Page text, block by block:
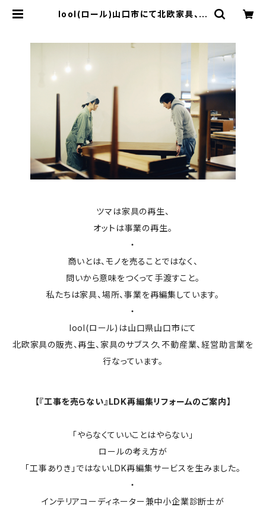
lool(ロール)山口市にて北欧家具、不
ツマは家具の再生、
オットは事業の再生。
・
商いとは、モノを売ることではなく、
問いから意味をつくって手渡すこと。
私たちは家具、場所、事業を再編集しています。
・
lool(ロール)は山口県山口市にて
北欧家具の販売、再生、家具のサブスク、不動産業、経営助言業を
行なっています。
【『工事を売らない』LDK再編集リフォームのご案内】
「やらなくていいことはやらない」
ロールの考え方が
「工事ありき」ではないLDK再編集サービスを生みました。
・
インテリアコーディネーター兼中小企業診断士が